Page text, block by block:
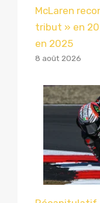
McLaren
tribut » en
en 2025
8 août 2026